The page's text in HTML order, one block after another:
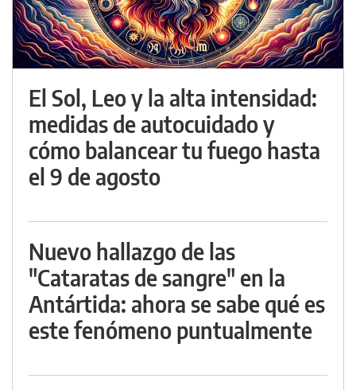
El Sol, Leo y la alta intensidad:
medidas de autocuidado y
cómo balancear tu fuego hasta
el 9 de agosto
Nuevo hallazgo de las
"Cataratas de sangre" en la
Antártida: ahora se sabe qué es
este fenómeno puntualmente